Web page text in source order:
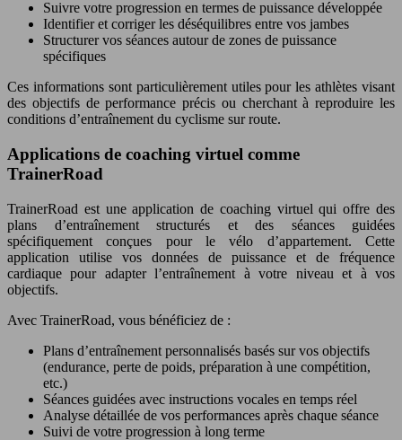
Suivre votre progression en termes de puissance développée
Identifier et corriger les déséquilibres entre vos jambes
Structurer vos séances autour de zones de puissance
spécifiques
Ces informations sont particulièrement utiles pour les athlètes visant
des objectifs de performance précis ou cherchant à reproduire les
conditions d’entraînement du cyclisme sur route.
Applications de coaching virtuel comme
TrainerRoad
TrainerRoad est une application de coaching virtuel qui offre des
plans d’entraînement structurés et des séances guidées
spécifiquement conçues pour le vélo d’appartement. Cette
application utilise vos données de puissance et de fréquence
cardiaque pour adapter l’entraînement à votre niveau et à vos
objectifs.
Avec TrainerRoad, vous bénéficiez de :
Plans d’entraînement personnalisés basés sur vos objectifs
(endurance, perte de poids, préparation à une compétition,
etc.)
Séances guidées avec instructions vocales en temps réel
Analyse détaillée de vos performances après chaque séance
Suivi de votre progression à long terme